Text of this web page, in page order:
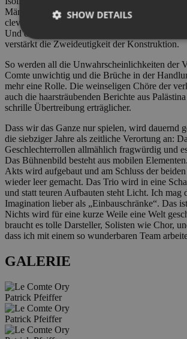
Männerwelt nur eine Chance sieht, nämlich die,
cleveren jungen Manns ihr Ziel zu erreichen.
Und diese Imagination füllt als Spiel die
verstärkt die Zweideutigkeit der Konstruktion.
So werden all die Unwahrscheinlichkeiten der
Comte unwichtig und die Brüche in der
mehr eine Rolle. Die weinseligen Chöre der
auch die haarsträubenden Berichte aus
schrille Übertreibung erträglicher.
Dass wir das Ganze nur spielen, wird dauernd
die siebziger Jahre als zeitliche Verortung an:
Geschlechterrollen allmählich fragwürdig und
Das Bühnenbild besteht aus mobilen
Akts wird aufgebaut und am Schluss der
wieder leer gemacht. Das Trio wird in eine
und statt teuren Aufbauten steht Licht. Ich mag
Imagination lieber als „Einbauschränke“. Das
Nichts wird für eine kurze Weile eine Welt
braucht es tolle Darsteller, Solisten wie Chor,
dass ich mit einem so wunderbaren Team
GALERIE
Patrick Pfeiffer
Patrick Pfeiffer
SHOW DETAILS